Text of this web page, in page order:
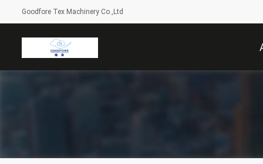
Goodfore Tex Machinery Co.,Ltd